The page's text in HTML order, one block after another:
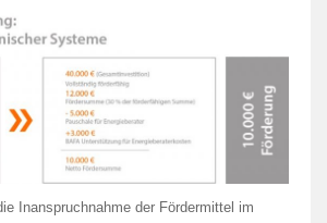
Inanspruchnahme der Fördermittel im